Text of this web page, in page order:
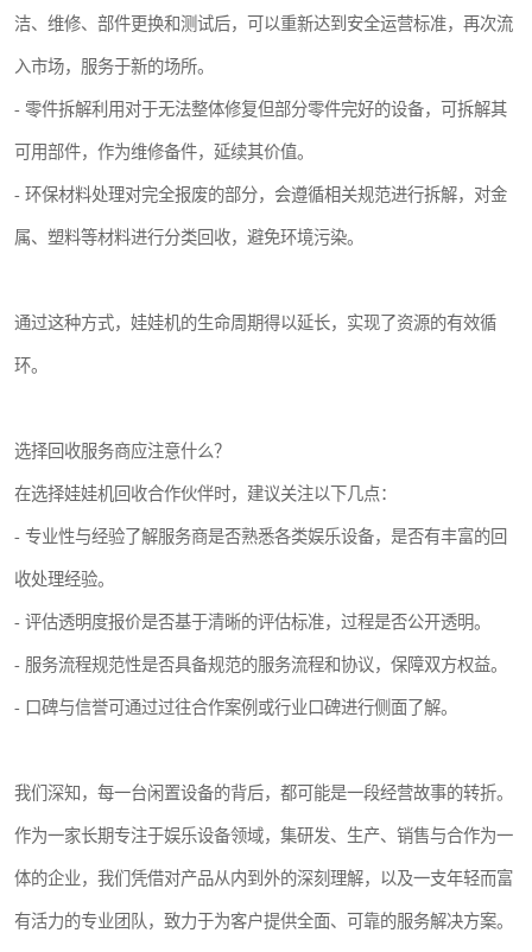
洁、维修、部件更换和测试后，可以重新达到安全运营标准，再次流
入市场，服务于新的场所。
- 零件拆解利用对于无法整体修复但部分零件完好的设备，可拆解其
可用部件，作为维修备件，延续其价值。
- 环保材料处理对完全报废的部分，会遵循相关规范进行拆解，对金
属、塑料等材料进行分类回收，避免环境污染。
通过这种方式，娃娃机的生命周期得以延长，实现了资源的有效循
环。
选择回收服务商应注意什么？
在选择娃娃机回收合作伙伴时，建议关注以下几点：
- 专业性与经验了解服务商是否熟悉各类娱乐设备，是否有丰富的回
收处理经验。
- 评估透明度报价是否基于清晰的评估标准，过程是否公开透明。
- 服务流程规范性是否具备规范的服务流程和协议，保障双方权益。
- 口碑与信誉可通过过往合作案例或行业口碑进行侧面了解。
我们深知，每一台闲置设备的背后，都可能是一段经营故事的转折。
作为一家长期专注于娱乐设备领域，集研发、生产、销售与合作为一
体的企业，我们凭借对产品从内到外的深刻理解，以及一支年轻而富
有活力的专业团队，致力于为客户提供全面、可靠的服务解决方案。